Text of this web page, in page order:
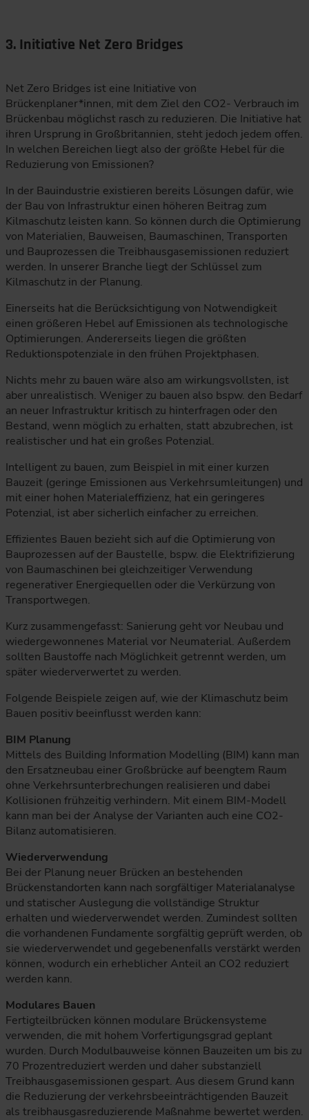
3. Initiative Net Zero Bridges
Net Zero Bridges ist eine Initiative von
Brückenplaner*innen, mit dem Ziel den CO2- Verbrauch im
Brückenbau möglichst rasch zu reduzieren. Die Initiative hat
ihren Ursprung in Großbritannien, steht jedoch jedem offen.
In welchen Bereichen liegt also der größte Hebel für die
Reduzierung von Emissionen?
In der Bauindustrie existieren bereits Lösungen dafür, wie
der Bau von Infrastruktur einen höheren Beitrag zum
Kilmaschutz leisten kann. So können durch die Optimierung
von Materialien, Bauweisen, Baumaschinen, Transporten
und Bauprozessen die Treibhausgasemissionen reduziert
werden. In unserer Branche liegt der Schlüssel zum
Kilmaschutz in der Planung.
Einerseits hat die Berücksichtigung von Notwendigkeit
einen größeren Hebel auf Emissionen als technologische
Optimierungen. Andererseits liegen die größten
Reduktionspotenziale in den frühen Projektphasen.
Nichts mehr zu bauen wäre also am wirkungsvollsten, ist
aber unrealistisch. Weniger zu bauen also bspw. den Bedarf
an neuer Infrastruktur kritisch zu hinterfragen oder den
Bestand, wenn möglich zu erhalten, statt abzubrechen, ist
realistischer und hat ein großes Potenzial.
Intelligent zu bauen, zum Beispiel in mit einer kurzen
Bauzeit (geringe Emissionen aus Verkehrsumleitungen) und
mit einer hohen Materialeffizienz, hat ein geringeres
Potenzial, ist aber sicherlich einfacher zu erreichen.
Effizientes Bauen bezieht sich auf die Optimierung von
Bauprozessen auf der Baustelle, bspw. die Elektrifizierung
von Baumaschinen bei gleichzeitiger Verwendung
regenerativer Energiequellen oder die Verkürzung von
Transportwegen.
Kurz zusammengefasst: Sanierung geht vor Neubau und
wiedergewonnenes Material vor Neumaterial. Außerdem
sollten Baustoffe nach Möglichkeit getrennt werden, um
später wiederverwertet zu werden.
Folgende Beispiele zeigen auf, wie der Klimaschutz beim
Bauen positiv beeinflusst werden kann:
BIM Planung
Mittels des Building Information Modelling (BIM) kann man
den Ersatzneubau einer Großbrücke auf beengtem Raum
ohne Verkehrsunterbrechungen realisieren und dabei
Kollisionen frühzeitig verhindern. Mit einem BIM-Modell
kann man bei der Analyse der Varianten auch eine CO2-
Bilanz automatisieren.
Wiederverwendung
Bei der Planung neuer Brücken an bestehenden
Brückenstandorten kann nach sorgfältiger Materialanalyse
und statischer Auslegung die vollständige Struktur
erhalten und wiederverwendet werden. Zumindest sollten
die vorhandenen Fundamente sorgfältig geprüft werden, ob
sie wiederverwendet und gegebenenfalls verstärkt werden
können, wodurch ein erheblicher Anteil an CO2 reduziert
werden kann.
Modulares Bauen
Fertigteilbrücken können modulare Brückensysteme
verwenden, die mit hohem Vorfertigungsgrad geplant
wurden. Durch Modulbauweise können Bauzeiten um bis zu
70 Prozentreduziert werden und daher substanziell
Treibhausgasemissionen gespart. Aus diesem Grund kann
die Reduzierung der verkehrsbeeinträchtigenden Bauzeit
als treibhausgasreduzierende Maßnahme bewertet werden.